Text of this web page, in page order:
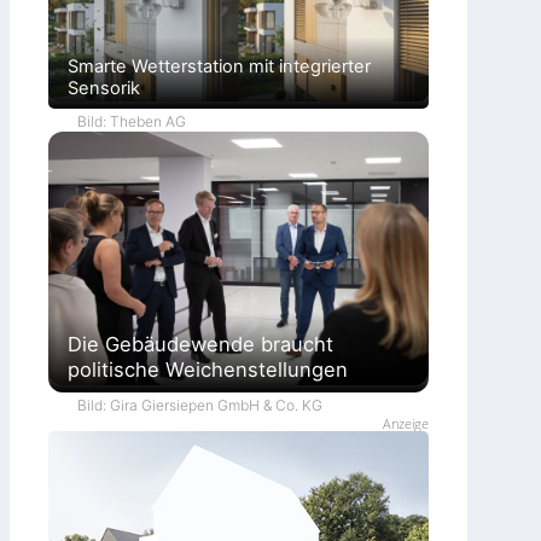
Smarte Wetterstation mit integrierter
Sensorik
Bild: Theben AG
Die Gebäudewende braucht
politische Weichenstellungen
Bild: Gira Giersiepen GmbH & Co. KG
Anzeige